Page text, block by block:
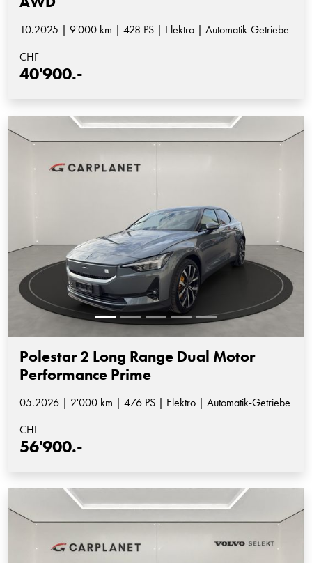
10.2025 | 9'000 km | 428 PS | Elektro | Automatik-Getriebe
CHF
40'900.-
Polestar 2 Long Range Dual Motor
Performance Prime
05.2026 | 2'000 km | 476 PS | Elektro | Automatik-Getriebe
CHF
56'900.-